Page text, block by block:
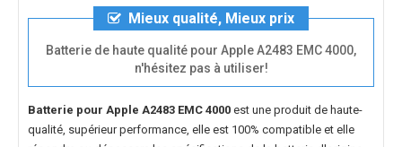
Mieux qualité, Mieux prix
Batterie de haute qualité pour Apple A2483 EMC 4000,
n'hésitez pas à utiliser!
Batterie pour Apple A2483 EMC 4000 est une produit de haute-
qualité, supérieur performance, elle est 100% compatible et elle